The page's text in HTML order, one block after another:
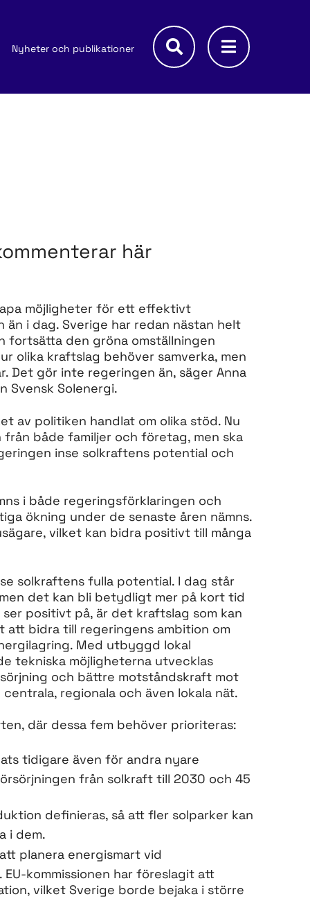
Nyheter och publikationer
här
möjligheter för ett effektivt
i dag. Sverige har redan nästan helt
fortsätta den gröna omställningen
olika kraftslag behöver samverka, men
Det gör inte regeringen än, säger Anna
Svensk Solenergi.
av politiken handlat om olika stöd. Nu
både familjer och företag, men ska
inse solkraftens potential och
i både regeringsförklaringen och
ökning under de senaste åren nämns.
vilket kan bidra positivt till många
solkraftens fulla potential. I dag står
det kan bli betydligt mer på kort tid
positivt på, är det kraftslag som kan
att bidra till regeringens ambition om
Med utbyggd lokal
tekniska möjligheterna utvecklas
och bättre motståndskraft mot
regionala och även lokala nät.
där dessa fem behöver prioriteras:
tidigare även för andra nyare
från solkraft till 2030 och 45
definieras, så att fler solparker kan
i dem.
planera energismart vid
kommissionen har föreslagit att
vilket Sverige borde bejaka i större